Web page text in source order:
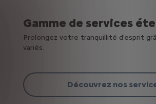
Gamme de services
Prolongez votre tranquillité d'esprit
variés.
Découvrez nos